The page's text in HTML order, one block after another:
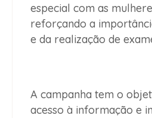
especial com as
reforçando a
e da realização de
A campanha tem o
acesso à informação e